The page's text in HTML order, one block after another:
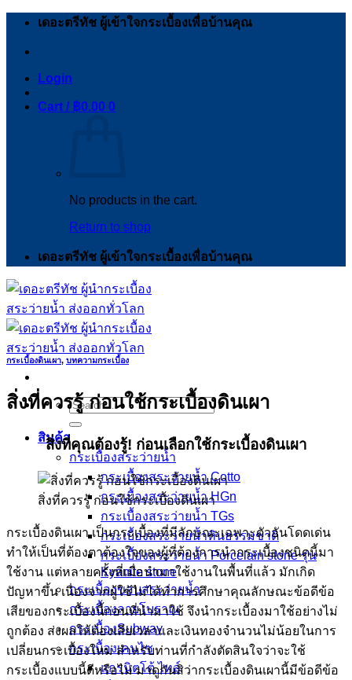
Skip
เดอะตรีทัช ผู้เข้าใจกระเบื้องเพื่อบ้านคุณ
Login
Cart / ฿0.00 0
No products in the cart.
Return to shop
เดอะตรีทัช ผู้เข้าใจกระเบื้องเพื่อบ้านคุณ
Search
for:
สินค้า
กระเบื้องสระว่ายนํ้า
กระเบื้องสระว่ายน้ำ Cotto
กระเบื้องสระว่ายน้ำ HGn
กระเบื้องสระว่ายน้ำ TGs
กระเบื้องสระว่ายน้ำหินธรรมชาติ
กระเบื้องสระว่ายนํ้า Porcelain stone รุ่น
Kyanite stone
กระเบื้องขอบสระว่ายน้ำ
กระเบื้องลายโบราณ
กระเบื้องSubway
กระเบื้องเคนไซ
แกรนิตโต้ ไทล์
กระเบื้องดินเผา, บทความกระเบื้อง
สิ่งที่ควรรู้ ก่อนใช้กระเบื้องดินเผา
สิ่งที่คุณต้องรู้! ก่อนเลือกใช้กระเบื้องดินเผา
สิ่งที่ควรรู้ ก่อนใช้กระเบื้องดินเผา
กระเบื้องดินเผา เป็นกระเบื้องที่มีลักษณะเฉพาะตัวอันโดดเด่น
ทำให้เป็นที่ต้องตาต้องใจของผู้ที่ต้องการนำกระเบื้องชนิดนี้มา
ใช้งาน แต่หลายครั้งที่เมื่อนำมาใช้งานในพื้นที่แล้ว มักเกิด
ปัญหาขึ้น เนื่องจากผู้ใช้ไม่ได้ทำการศึกษาคุณลักษณะข้อดีข้อ
เสียของกระเบื้องนี้ก่อนที่นำมาใช้ จึงนำกระเบื้องมาใช้อย่างไม่
ถูกต้อง ส่งผลให้ต้องเสียเวลาและเงินทองจำนวนไม่น้อยในการ
เปลี่ยนกระเบื้องใหม่ สำหรับท่านที่กำลังตัดสินใจว่าจะใช้
กระเบื้องแบบนี้ดีหรือไม่ มาดูกันสิว่ากระเบื้องดินเผานี้มีข้อดีข้อ